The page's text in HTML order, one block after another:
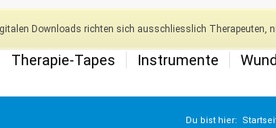
Downloads richten sich ausschliesslich Therapeuten,
Therapie-Tapes Instrumente
Du bist hier: